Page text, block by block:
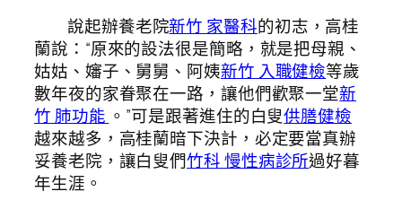
說起辦養老院新竹 家醫科的初志，高桂
蘭說：“原來的設法很是簡略，就是把母親、
姑姑、嬸子、舅舅、阿姨新竹 入職健檢等歲
數年夜的家眷聚在一路，讓他們歡聚一堂新
竹 肺功能 。”可是跟著進住的白叟供膳健檢
越來越多，高桂蘭暗下決計，必定要當真辦
妥養老院，讓白叟們竹科 慢性病診所過好暮
年生涯。